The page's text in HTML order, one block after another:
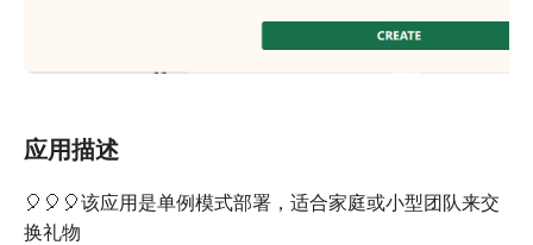
应用描述
🎈🎈🎈该应用是单例模式部署，适合家庭或小型团队来交
换礼物